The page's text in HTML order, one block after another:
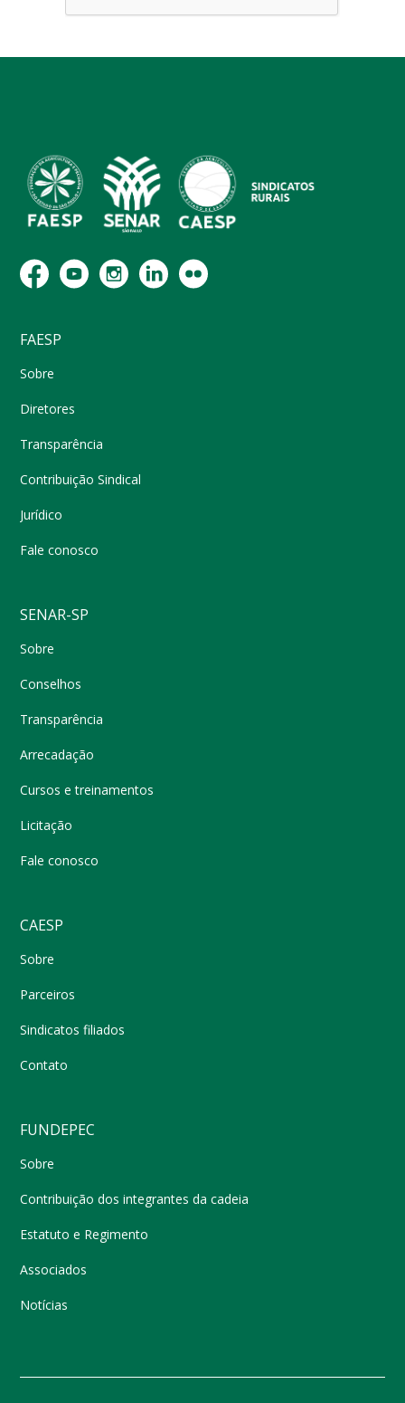
FAESP
Sobre
Diretores
Transparência
Contribuição Sindical
Jurídico
Fale conosco
SENAR-SP
Sobre
Conselhos
Transparência
Arrecadação
Cursos e treinamentos
Licitação
Fale conosco
CAESP
Sobre
Parceiros
Sindicatos filiados
Contato
FUNDEPEC
Sobre
Contribuição dos integrantes da cadeia
Estatuto e Regimento
Associados
Notícias